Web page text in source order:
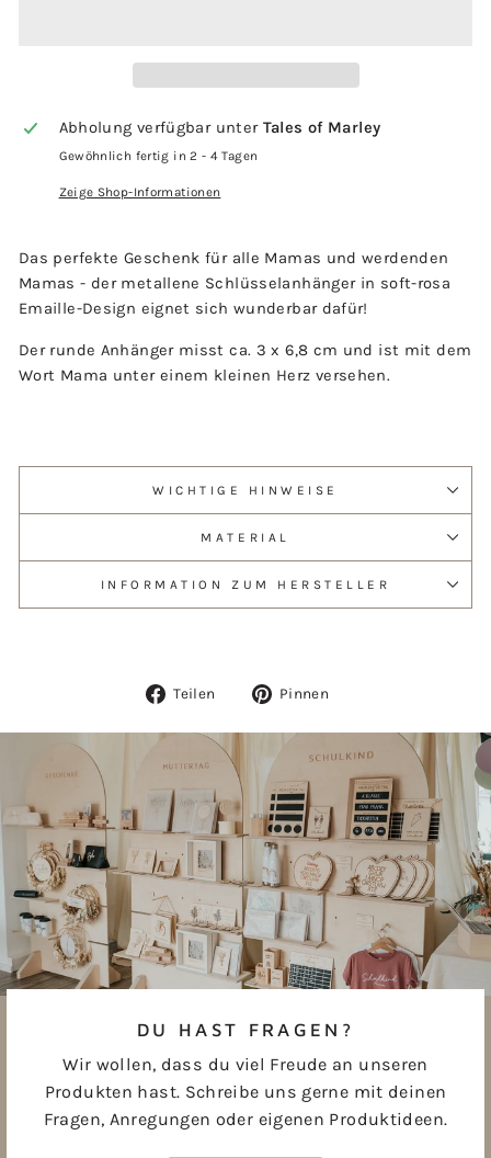
Abholung verfügbar unter Tales of Marley
Gewöhnlich fertig in 2 - 4 Tagen
Zeige Shop-Informationen
Das perfekte Geschenk für alle Mamas und werdenden
Mamas - der metallene Schlüsselanhänger in soft-rosa
Emaille-Design eignet sich wunderbar dafür!
Der runde Anhänger misst ca. 3 x 6,8 cm und ist mit dem
Wort Mama unter einem kleinen Herz versehen.
WICHTIGE HINWEISE
MATERIAL
INFORMATION ZUM HERSTELLER
Teilen
Auf
Pinnen
DU HAST FRAGEN?
Wir wollen, dass du viel Freude an unseren
Produkten hast. Schreibe uns gerne mit deinen
Fragen, Anregungen oder eigenen Produktideen.